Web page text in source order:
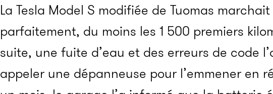
La Tesla Model S modifiée de Tuomas
parfaitement, du moins les 1 500 premiers
suite, une fuite d’eau et des erreurs de code
appeler une dépanneuse pour l’emmener en